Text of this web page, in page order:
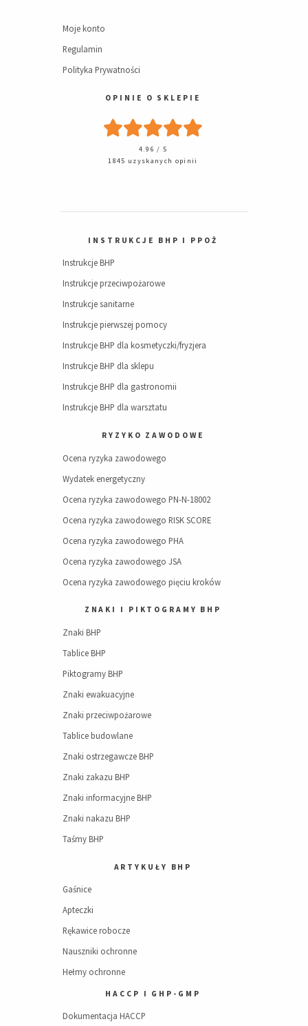
Moje konto
Regulamin
Polityka Prywatności
OPINIE O SKLEPIE
4.96 / 5
1845 uzyskanych opinii
INSTRUKCJE BHP I PPOŻ
Instrukcje BHP
Instrukcje przeciwpożarowe
Instrukcje sanitarne
Instrukcje pierwszej pomocy
Instrukcje BHP dla kosmetyczki/fryzjera
Instrukcje BHP dla sklepu
Instrukcje BHP dla gastronomii
Instrukcje BHP dla warsztatu
RYZYKO ZAWODOWE
Ocena ryzyka zawodowego
Wydatek energetyczny
Ocena ryzyka zawodowego PN-N-18002
Ocena ryzyka zawodowego RISK SCORE
Ocena ryzyka zawodowego PHA
Ocena ryzyka zawodowego JSA
Ocena ryzyka zawodowego pięciu kroków
ZNAKI I PIKTOGRAMY BHP
Znaki BHP
Tablice BHP
Piktogramy BHP
Znaki ewakuacyjne
Znaki przeciwpożarowe
Tablice budowlane
Znaki ostrzegawcze BHP
Znaki zakazu BHP
Znaki informacyjne BHP
Znaki nakazu BHP
Taśmy BHP
ARTYKUŁY BHP
Gaśnice
Apteczki
Rękawice robocze
Nauszniki ochronne
Hełmy ochronne
HACCP I GHP-GMP
Dokumentacja HACCP